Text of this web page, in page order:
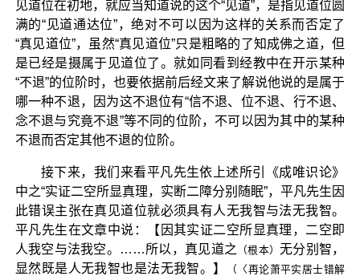
见道位在初地，就应当知道说的这个“见道”，是指见道位圆
满的“见道通达位”，绝对不可以因为这样的关系而否定了
“真见道位”，虽然“真见道位”只是粗略的了知成佛之道，但
是已经是摄属于见道位了。就如同看到经教中在开示某种
“不退”的位阶时，也要依据前后经文来了解说他说的是属于
哪一种不退，因为这不退位有“信不退、位不退、行不退、
念不退与究竟不退”等不同的位阶，不可以因为其中的某种
不退而否定其他不退的位阶。
接下来，我们来看平凡先生依上述所引《成唯识论》
中之“实证二空所显真理，实断二障分别随眠”，平凡先生因
此错误主张在真见道位就必须具有人无我智与法无我智。
平凡先生在文章中说：【因其实证二空所显真理，二空即
人我空与法我空。……所以，真见道之
（根本）无分别智，
显然既是人无我智也是法无我智。】
（〈再论萧平实居士错解